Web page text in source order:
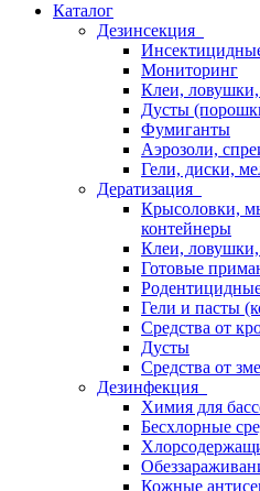
Каталог
Дезинсекция
Мониторинг
Клеи,
Дусты
Фумиганты
Аэрозоли,
Гели, диски,
Дератизация
Крысоловки,
контейнеры
Клеи,
Готовые
Гели и пасты
Средства от
Дусты
Средства от
Дезинфекция
Химия для
Бесхлорные
Кожные